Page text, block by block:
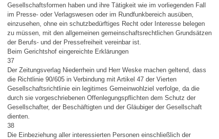
Gesellschaftsformen haben und ihre Tätigkeit wie im vorliegenden Fall
im Presse- oder Verlagswesen oder im Rundfunkbereich ausüben,
einzusehen, ohne ein schutzbedürftiges Recht oder Interesse belegen
zu müssen, mit den allgemeinen gemeinschaftsrechtlichen Grundsätzen
der Berufs- und der Pressefreiheit vereinbar ist.
Beim Gerichtshof eingereichte Erklärungen
37
Der Zeitungsverlag Niederrhein und Herr Weske machen geltend, dass
die Richtlinie 90/605 in Verbindung mit Artikel 47 der Vierten
Gesellschaftsrichtlinie ein legitimes Gemeinwohlziel verfolge, da die
durch sie vorgeschriebenen Offenlegungspflichten dem Schutz der
Gesellschafter, der Beschäftigten und der Gläubiger der Gesellschaft
dienten.
38
Die Einbeziehung aller interessierten Personen einschließlich der